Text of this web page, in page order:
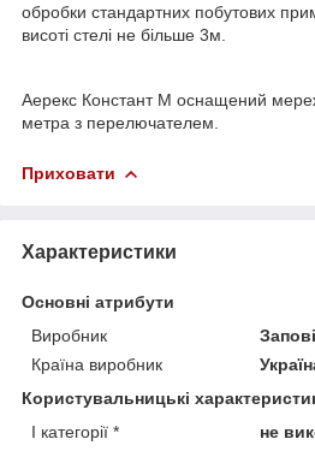
обробки стандартних побутових
висоті стелі не більше 3м.
Аерекс Констант М оснащений
метра з перелючателем.
Приховати
Характеристики
Основні атрибути
Виробник
Країна виробник
Користувальницькі
I категорії *
не